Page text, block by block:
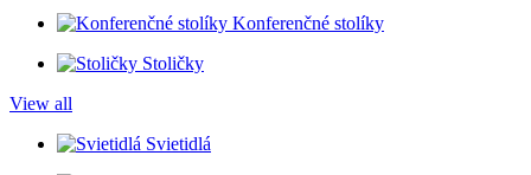
Konferenčné stolíky
Stoličky
View all
Svietidlá